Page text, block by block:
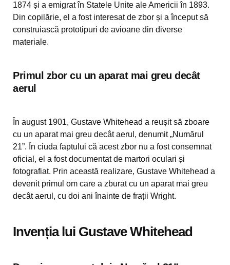
1874 și a emigrat în Statele Unite ale Americii în 1893.
Din copilărie, el a fost interesat de zbor și a început să
construiască prototipuri de avioane din diverse
materiale.
Primul zbor cu un aparat mai greu decât
aerul
În august 1901, Gustave Whitehead a reușit să zboare
cu un aparat mai greu decât aerul, denumit „Numărul
21”. În ciuda faptului că acest zbor nu a fost consemnat
oficial, el a fost documentat de martori oculari și
fotografiat. Prin această realizare, Gustave Whitehead a
devenit primul om care a zburat cu un aparat mai greu
decât aerul, cu doi ani înainte de frații Wright.
Invenția lui Gustave Whitehead